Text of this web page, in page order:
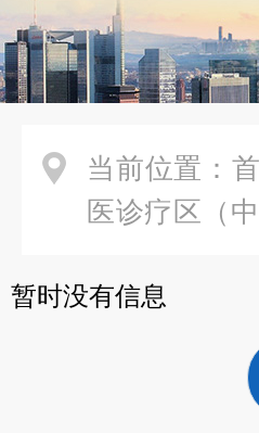
当前位置：
医诊疗区（
暂时没有信息